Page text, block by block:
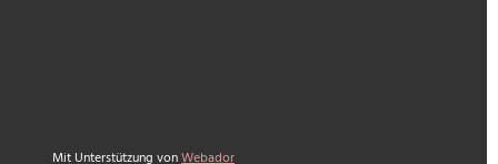
Mit Unterstützung vonWebador